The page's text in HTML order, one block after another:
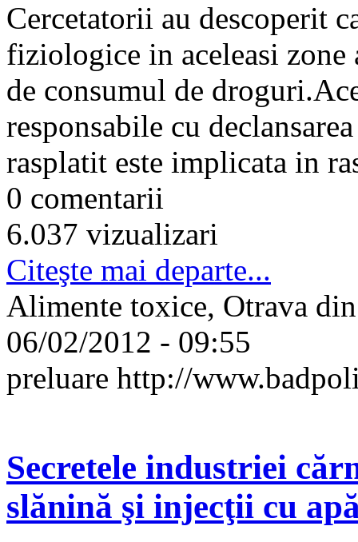
Cercetatorii au descoperit
fiziologice in aceleasi zone
de consumul de
responsabile cu
rasplatit este implicata in
0 comentarii
6.037 vizualizari
Citeşte mai departe...
Alimente toxice, Otrava
06/02/2012 - 09:55
preluare http://
Secretele industriei
slănină şi injecţii cu